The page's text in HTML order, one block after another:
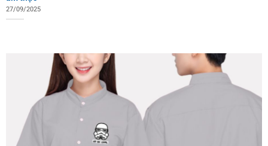
27/09/2025